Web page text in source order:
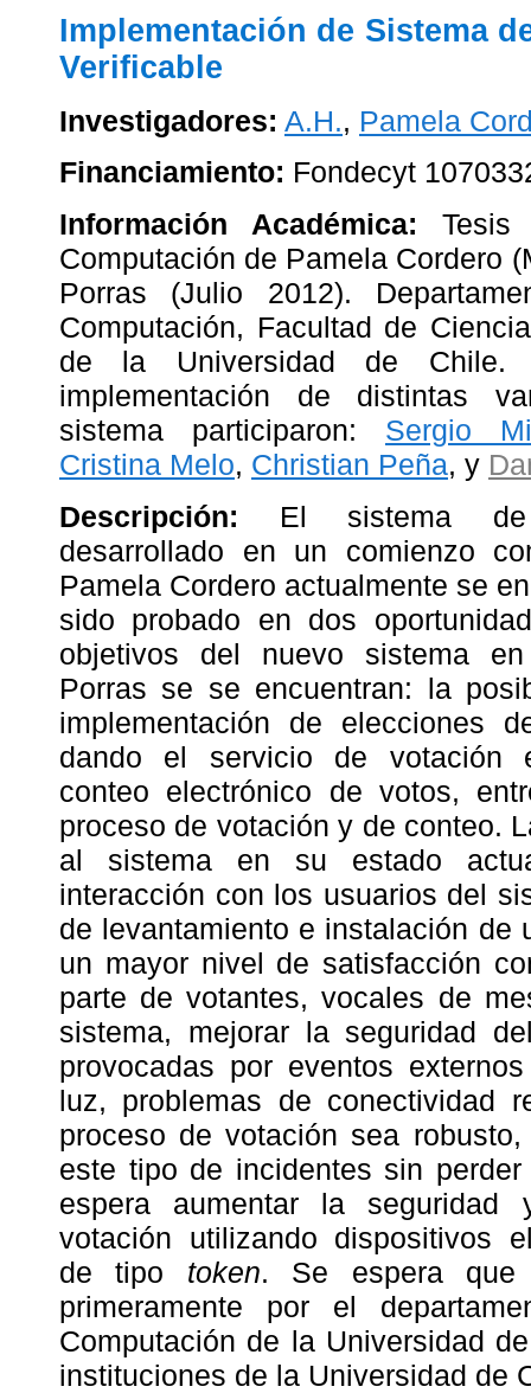
Implementación de Sistema
Verificable
Investigadores: A.H., Pamela
Financiamiento: Fondecyt
Información Académica: Tesis
Computación de Pamela Cordero
Porras (Julio 2012).
Computación, Facultad de
de la Universidad de Chile.
implementación de distintas
sistema participaron: Sergio
Cristina Melo, Christian Peña, y
Descripción: El sistema de
desarrollado en un comienzo
Pamela Cordero actualmente se
sido probado en dos
objetivos del nuevo sistema
Porras se se encuentran: la
implementación de elecciones
dando el servicio de votación
conteo electrónico de votos,
proceso de votación y de conteo.
al sistema en su estado
interacción con los usuarios del
de levantamiento e instalación de
un mayor nivel de satisfacción
parte de votantes, vocales de
sistema, mejorar la seguridad
provocadas por eventos
luz, problemas de conectividad
proceso de votación sea
este tipo de incidentes sin
espera aumentar la
votación utilizando dispositivos
de tipo token. Se espera que
primeramente por el
Computación de la Universidad
instituciones de la Universidad de